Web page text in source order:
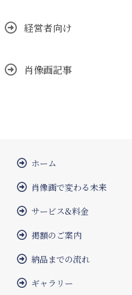
経営者向け
肖像画記事
ホーム
肖像画で変わる未来
サービス&料金
掲額のご案内
納品までの流れ
ギャラリー